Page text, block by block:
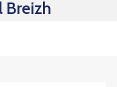
Breizh